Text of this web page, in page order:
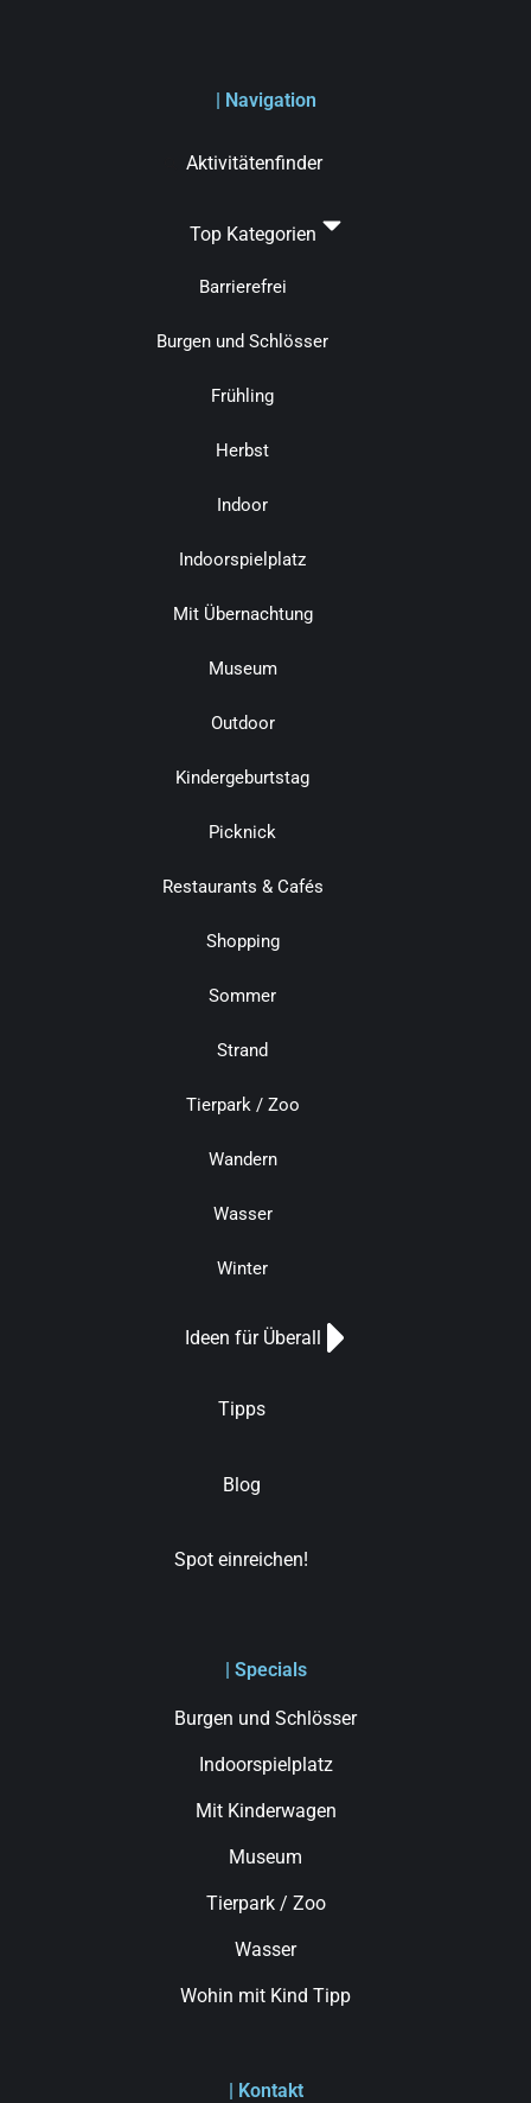
| Navigation
Aktivitätenfinder
Top Kategorien
Barrierefrei
Burgen und Schlösser
Frühling
Herbst
Indoor
Indoorspielplatz
Mit Übernachtung
Museum
Outdoor
Kindergeburtstag
Picknick
Restaurants & Cafés
Shopping
Sommer
Strand
Tierpark / Zoo
Wandern
Wasser
Winter
Ideen für Überall
Tipps
Blog
Spot einreichen!
| Specials
Burgen und Schlösser
Indoorspielplatz
Mit Kinderwagen
Museum
Tierpark / Zoo
Wasser
Wohin mit Kind Tipp
| Kontakt